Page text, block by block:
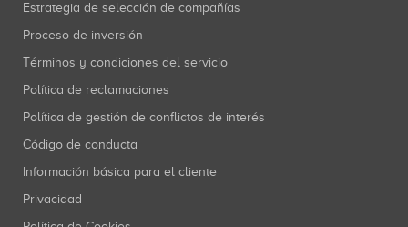
Estrategia de selección de compañías
Proceso de inversión
Términos y condiciones del servicio
Política de reclamaciones
Política de gestión de conflictos de interés
Código de conducta
Información básica para el cliente
Privacidad